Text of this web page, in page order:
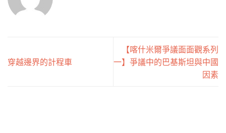
穿越邊界的計程車
【喀什米爾爭議面面觀系列
一】爭議中的巴基斯坦與中國
因素